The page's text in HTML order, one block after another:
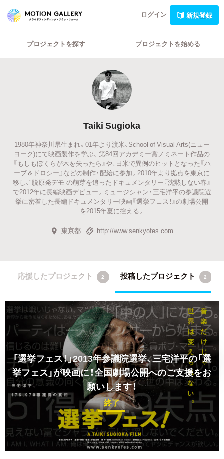
ログイン 新規登録
プロジェクトを探す プロジェクトを始める
Taiki Sugioka
1980年神奈川県生まれ。01年より渡米、School of Visual Arts(ニュー
ヨーク)にて映画製作を学ぶ。第84回アカデミー賞ノミネート作品の
『もしもぼくらが木を失ったら』や、日米で異例のヒットとなった『ハ
ーブ＆ドロシー』などの制作・配給に参加。2010年より拠点を東京に
移し、"脱原発デモ”の萌芽を追ったドキュメンタリー『沈黙しない春』
で2012年に長編映画デビュー。ミュージシャン・三宅洋平の参議院選
挙に密着した長編ドキュメンタリー映画『選挙フェス！』の劇場公開
を2015年夏に控える。
東京都 http://www.senkyofes.com
応援したプロジェクト 2 投稿したプロジェクト 2
「選挙フェス！」2013年参議院選挙、三宅洋平の「選
挙フェス」が映画に！全国劇場公開へのご支援をお
願いします！
終了